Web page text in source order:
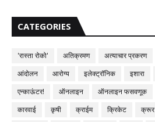
CATEGORIES
'रास्ता रोको' अतिक्रमण अत्याचार प्रकरण
आंदोलन
आरोग्य इलेक्ट्रॉनिक इशारा
एन्काऊंटर!
ऑनलाइन ऑनलाइन फसवणूक
कारवाई
कृषी क्राईम क्रिकेट क्रूर